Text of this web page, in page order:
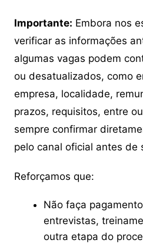
Importante: Embora nos
verificar as informações
algumas vagas podem
ou desatualizados, como
empresa, localidade,
prazos, requisitos, entre
sempre confirmar
pelo canal oficial antes de
Reforçamos que:
Não faça
entrevistas,
outra etapa do